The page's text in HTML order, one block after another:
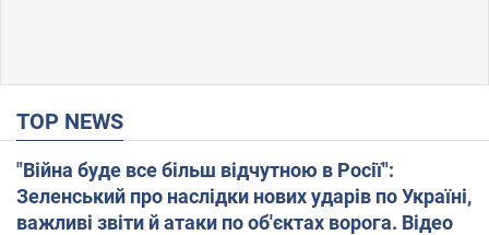
TOP NEWS
"Війна буде все більш відчутною в Росії":
Зеленський про наслідки нових ударів по Україні,
важливі звіти й атаки по об'єктах ворога. Відео